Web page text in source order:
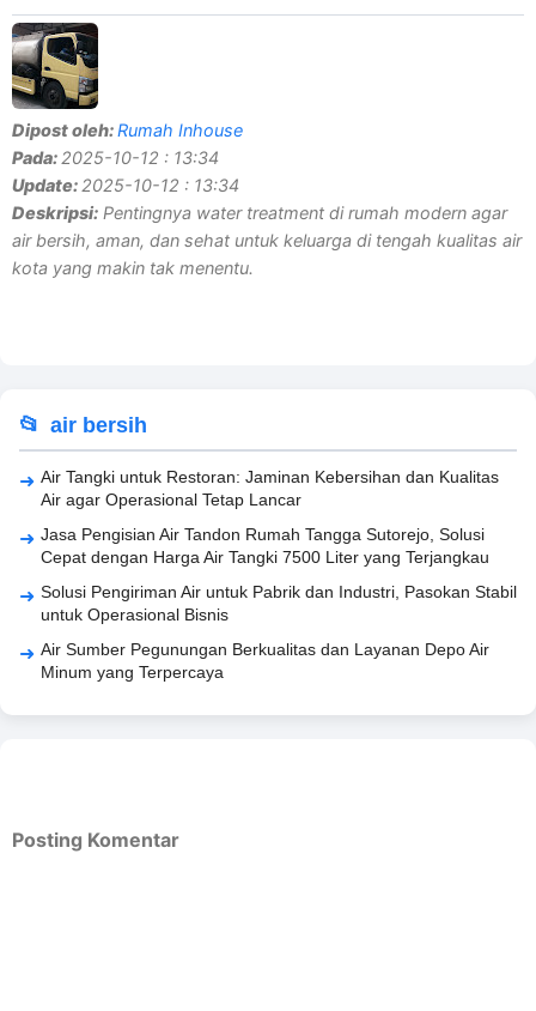
Dipost oleh:Rumah Inhouse
Pada: 2025-10-12 : 13:34
Update: 2025-10-12 : 13:34
Deskripsi: Pentingnya water treatment di rumah modern agar
air bersih, aman, dan sehat untuk keluarga di tengah kualitas air
kota yang makin tak menentu.
air bersih
Air Tangki untuk Restoran: Jaminan Kebersihan dan Kualitas
Air agar Operasional Tetap Lancar
Jasa Pengisian Air Tandon Rumah Tangga Sutorejo, Solusi
Cepat dengan Harga Air Tangki 7500 Liter yang Terjangkau
Solusi Pengiriman Air untuk Pabrik dan Industri, Pasokan Stabil
untuk Operasional Bisnis
Air Sumber Pegunungan Berkualitas dan Layanan Depo Air
Minum yang Terpercaya
Posting Komentar